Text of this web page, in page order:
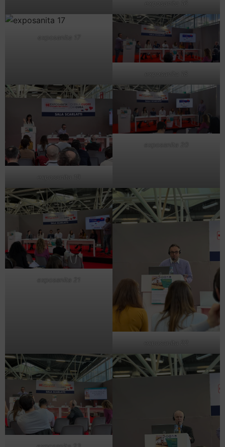
exposanita 16
exposanita 17
exposanita 18
exposanita 19
exposanita 20
exposanita 21
exposanita 22